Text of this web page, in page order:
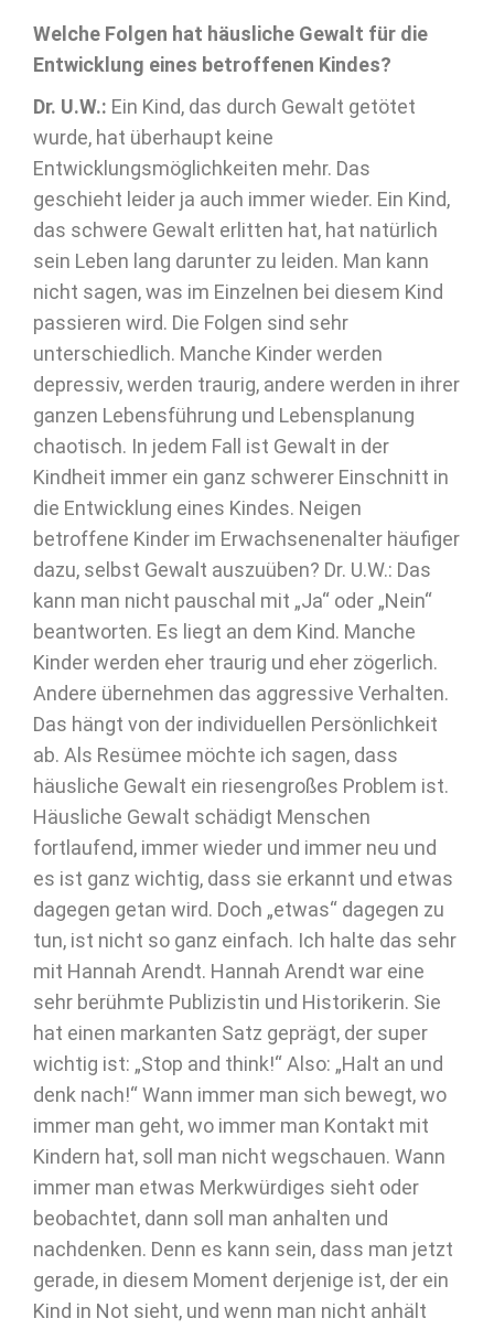
Welche Folgen hat häusliche Gewalt für die
Entwicklung eines betroffenen Kindes?
Dr. U.W.: Ein Kind, das durch Gewalt getötet
wurde, hat überhaupt keine
Entwicklungsmöglichkeiten mehr. Das
geschieht leider ja auch immer wieder. Ein Kind,
das schwere Gewalt erlitten hat, hat natürlich
sein Leben lang darunter zu leiden. Man kann
nicht sagen, was im Einzelnen bei diesem Kind
passieren wird. Die Folgen sind sehr
unterschiedlich. Manche Kinder werden
depressiv, werden traurig, andere werden in ihrer
ganzen Lebensführung und Lebensplanung
chaotisch. In jedem Fall ist Gewalt in der
Kindheit immer ein ganz schwerer Einschnitt in
die Entwicklung eines Kindes. Neigen
betroffene Kinder im Erwachsenenalter häufiger
dazu, selbst Gewalt auszuüben? Dr. U.W.: Das
kann man nicht pauschal mit „Ja“ oder „Nein“
beantworten. Es liegt an dem Kind. Manche
Kinder werden eher traurig und eher zögerlich.
Andere übernehmen das aggressive Verhalten.
Das hängt von der individuellen Persönlichkeit
ab. Als Resümee möchte ich sagen, dass
häusliche Gewalt ein riesengroßes Problem ist.
Häusliche Gewalt schädigt Menschen
fortlaufend, immer wieder und immer neu und
es ist ganz wichtig, dass sie erkannt und etwas
dagegen getan wird. Doch „etwas“ dagegen zu
tun, ist nicht so ganz einfach. Ich halte das sehr
mit Hannah Arendt. Hannah Arendt war eine
sehr berühmte Publizistin und Historikerin. Sie
hat einen markanten Satz geprägt, der super
wichtig ist: „Stop and think!“ Also: „Halt an und
denk nach!“ Wann immer man sich bewegt, wo
immer man geht, wo immer man Kontakt mit
Kindern hat, soll man nicht wegschauen. Wann
immer man etwas Merkwürdiges sieht oder
beobachtet, dann soll man anhalten und
nachdenken. Denn es kann sein, dass man jetzt
gerade, in diesem Moment derjenige ist, der ein
Kind in Not sieht, und wenn man nicht anhält